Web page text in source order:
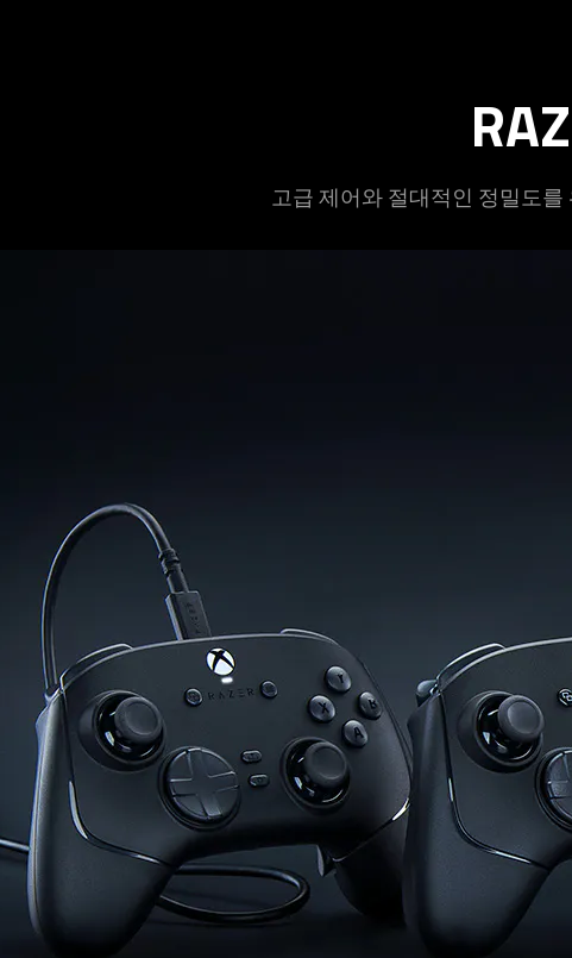
고급 제어와 절대적인 정밀도